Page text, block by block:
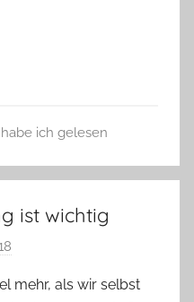
ich gelesen
ist wichtig
nmehr, als wir selbst